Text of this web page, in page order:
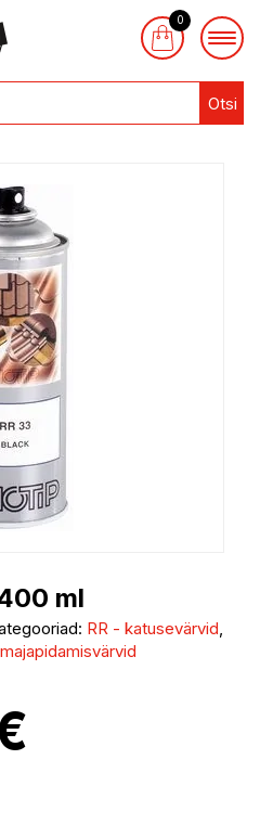
Otsi
0
ml
RR - katusevärvid,